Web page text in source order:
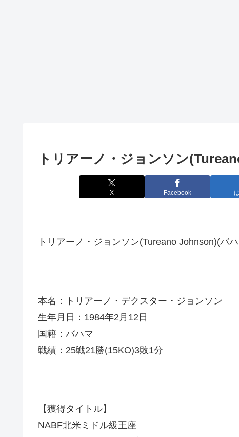
トリアーノ・ジョンソン
X Facebook
トリアーノ・ジョンソン(Tureano Johnson)(バ
本名：トリアーノ・デクスター・ジョンソン
生年月日：1984年2月12日
国籍：バハマ
戦績：25戦21勝(15KO)3敗1分
【獲得タイトル】
NABF北米ミドル級王座